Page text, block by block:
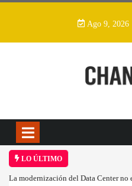
Ago 9, 2026
LO ÚLTIMO
La modernización del Data Center no